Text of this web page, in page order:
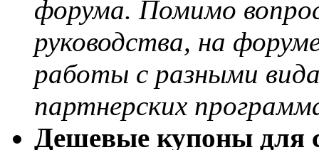
форума. Помимо
руководства, на
работы с разными
партнерских
Дешевые купоны для